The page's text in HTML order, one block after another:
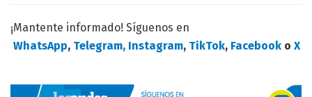
¡Mantente informado! Síguenos en
WhatsApp, Telegram, Instagram, TikTok, Facebook o X